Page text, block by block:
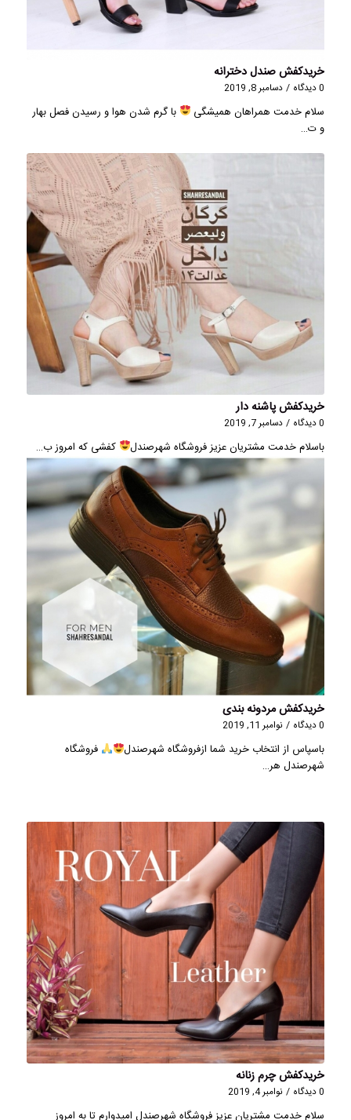
خریدکفش صندل دخترانه
0 دیدگاه / دسامبر 8, 2019
سلام خدمت همراهان همیشگی
با گرم شدن هوا و رسیدن فصل بهار
و ت…
خریدکفش پاشنه دار
0 دیدگاه / دسامبر 7, 2019
باسلام خدمت مشتریان عزیز فروشگاه شهرصندل کفشی که امروز ب…
خریدکفش مردونه بندی
0 دیدگاه / نوامبر 11, 2019
باسپاس از انتخاب خرید شما ازفروشگاه شهرصندل
فروشگاه
شهرصندل هر…
خریدکفش چرم زنانه
0 دیدگاه / نوامبر 4, 2019
سلام خدمت مشتریان عزیز فروشگاه شهرصندل امیدوارم تا به امروز